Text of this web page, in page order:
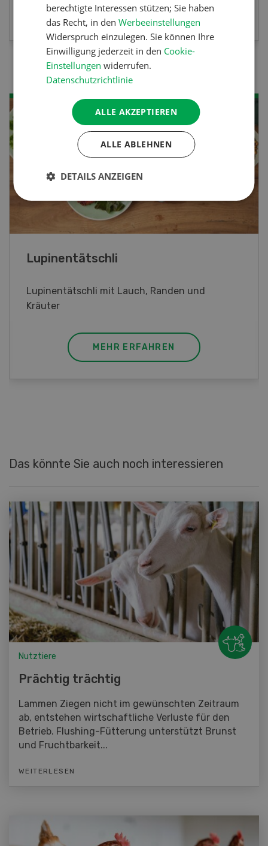
MEHR ZUR VERANSTALTUNG
Frühlingsrollen
Frühlingsrollen mit Poulet
MEHR ERFAHREN
Das könnte Sie auch noch interessieren
Nutztiere
Prächtig trächtig
Lammen Ziegen nicht im gewünschten Zeitraum
ab, entstehen wirtschaftliche Verluste für den
Betrieb. Flushing-Fütterung unterstützt Brunst
und Fruchtbarkeit...
WEITERLESEN
berechtigte Interessen stützen; Sie haben
das Recht, in denWerbeeinstellungen
Widerspruch einzulegen. Sie können Ihre
Einwilligung jederzeit in den Cookie-
Einstellungen widerrufen.
Datenschutzrichtlinie
ALLE AKZEPTIEREN
ALLE ABLEHNEN
DETAILS ANZEIGEN